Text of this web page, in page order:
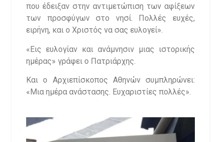
που έδειξαν στην αντιμετώπιση των αφίξεων
των προσφύγων στο νησί. Πολλές ευχές,
ειρήνη, και ο Χριστός να σας ευλογεί».
«Εις ευλογίαν και ανάμνησιν μιας ιστορικής
ημέρας» γράφει ο Πατριάρχης.
Και ο Αρχιεπίσκοπος Αθηνών συμπληρώνει:
«Μια ημέρα ανάστασης. Ευχαριστίες πολλές».